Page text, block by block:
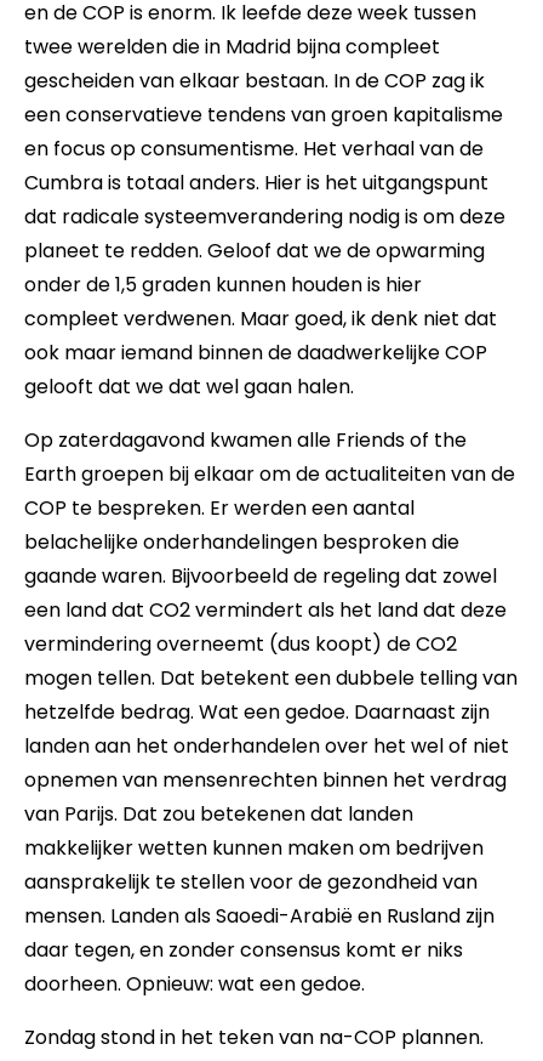
en de COP is enorm. Ik leefde deze week tussen
twee werelden die in Madrid bijna compleet
gescheiden van elkaar bestaan. In de COP zag ik
een conservatieve tendens van groen kapitalisme
en focus op consumentisme. Het verhaal van de
Cumbra is totaal anders. Hier is het uitgangspunt
dat radicale systeemverandering nodig is om deze
planeet te redden. Geloof dat we de opwarming
onder de 1,5 graden kunnen houden is hier
compleet verdwenen. Maar goed, ik denk niet dat
ook maar iemand binnen de daadwerkelijke COP
gelooft dat we dat wel gaan halen.
Op zaterdagavond kwamen alle Friends of the
Earth groepen bij elkaar om de actualiteiten van de
COP te bespreken. Er werden een aantal
belachelijke onderhandelingen besproken die
gaande waren. Bijvoorbeeld de regeling dat zowel
een land dat CO2 vermindert als het land dat deze
vermindering overneemt (dus koopt) de CO2
mogen tellen. Dat betekent een dubbele telling van
hetzelfde bedrag. Wat een gedoe. Daarnaast zijn
landen aan het onderhandelen over het wel of niet
opnemen van mensenrechten binnen het verdrag
van Parijs. Dat zou betekenen dat landen
makkelijker wetten kunnen maken om bedrijven
aansprakelijk te stellen voor de gezondheid van
mensen. Landen als Saoedi-Arabië en Rusland zijn
daar tegen, en zonder consensus komt er niks
doorheen. Opnieuw: wat een gedoe.
Zondag stond in het teken van na-COP plannen.